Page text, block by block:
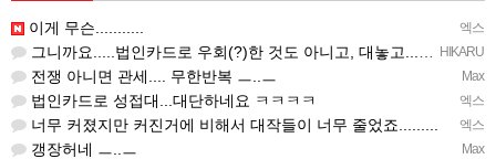
엑스
이게 무슨...........
HIKARU
그니까요.....법인카드로 우회(?)한 것도 아니고, 대놓고...ㅋ ㅋ)
Max
전쟁 아니면 관세.... 무한반복 ㅡ..ㅡ
엑스
법인카드로 성접대...대단하네요 ㅋㅋㅋㅋ
엑스
너무 커졌지만 커진거에 비해서 대작들이 너무 줄었죠.........
Max
갱장허네 ㅡ..ㅡ